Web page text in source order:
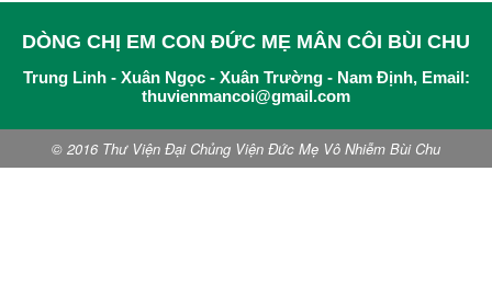
DÒNG CHỊ EM CON ĐỨC MẸ MÂN CÔI BÙI CHU
Trung Linh - Xuân Ngọc - Xuân Trường - Nam Định, Email:
thuvienmancoi@gmail.com
© 2016 Thư Viện Đại Chủng Viện Đức Mẹ Vô Nhiễm Bùi Chu